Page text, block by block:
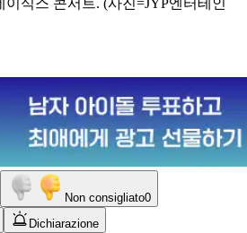
Non consigliato0
Dichiarazione